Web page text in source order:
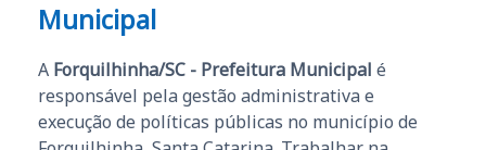
Municipal
A Forquilhinha/SC - Prefeitura Municipal é
responsável pela gestão administrativa e
execução de políticas públicas no município de